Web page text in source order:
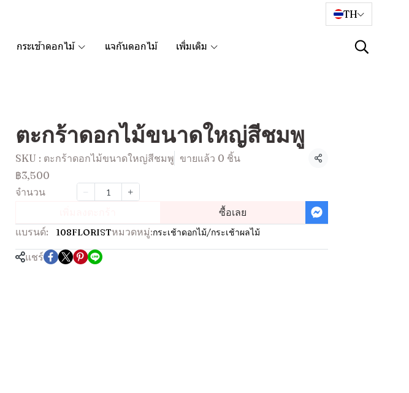
TH
กระเช้าดอกไม้ แจกันดอกไม้ เพิ่มเติม
ตะกร้าดอกไม้ขนาดใหญ่สีชมพู
SKU : ตะกร้าดอกไม้ขนาดใหญ่สีชมพู ขายแล้ว 0 ชิ้น
แชร์
฿3,500
จำนวน
ซื้อเลย
แบรนด์:
108FLORISTหมวดหมู่:กระเช้าดอกไม้/กระเช้าผลไม้
แชร์